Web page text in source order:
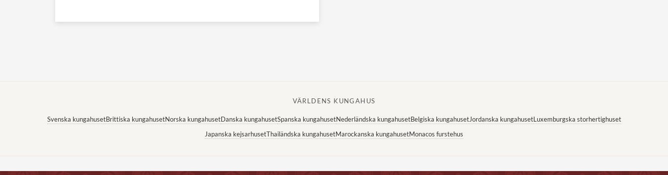
VÄRLDENS KUNGAHUS
Svenska kungahusetBrittiska kungahusetNorska kungahusetDanska kungahusetSpanska kungahusetNederländska kungahusetBelgiska kungahusetJordanska kungahusetLuxemburgska storhertighuset
Japanska kejsarhusetThailändska kungahusetMarockanska kungahusetMonacos furstehus